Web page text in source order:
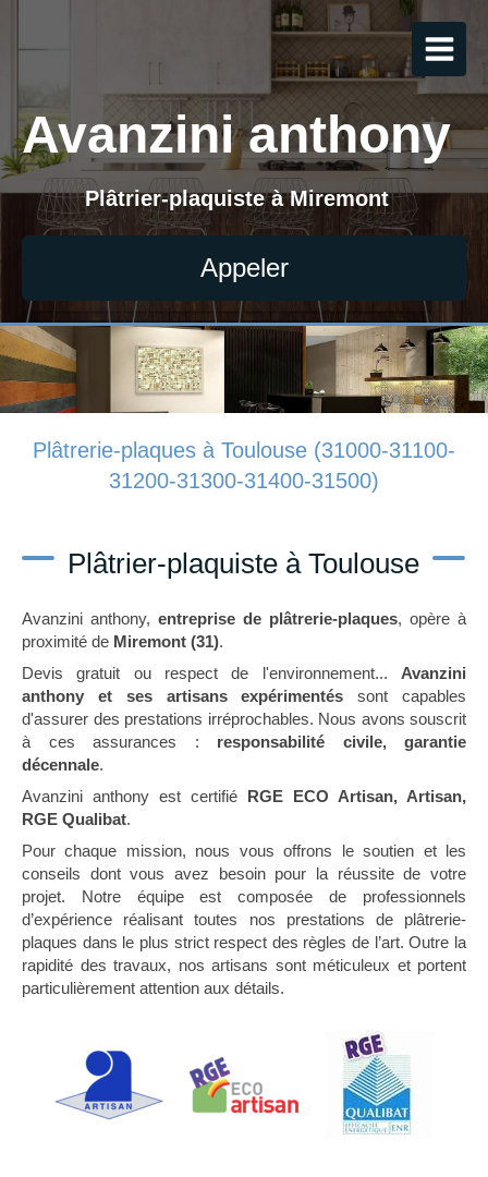
Avanzini anthony
Plâtrier-plaquiste à Miremont
Appeler
Plâtrerie-plaques à Toulouse (31000-31100-
31200-31300-31400-31500)
Plâtrier-plaquiste à Toulouse
Avanzini anthony, entreprise de plâtrerie-plaques, opère à
proximité de Miremont (31).
Devis gratuit ou respect de l'environnement... Avanzini
anthony et ses artisans expérimentés sont capables
d'assurer des prestations irréprochables. Nous avons souscrit
à ces assurances : responsabilité civile, garantie
décennale.
Avanzini anthony est certifié RGE ECO Artisan, Artisan,
RGE Qualibat.
Pour chaque mission, nous vous offrons le soutien et les
conseils dont vous avez besoin pour la réussite de votre
projet. Notre équipe est composée de professionnels
d’expérience réalisant toutes nos prestations de plâtrerie-
plaques dans le plus strict respect des règles de l’art. Outre la
rapidité des travaux, nos artisans sont méticuleux et portent
particulièrement attention aux détails.